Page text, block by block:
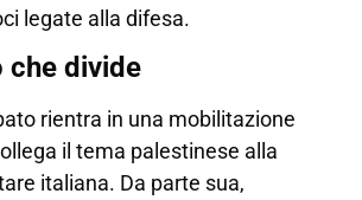
legate alla difesa.
che divide
rientra in una mobilitazione
il tema palestinese alla
italiana. Da parte sua,